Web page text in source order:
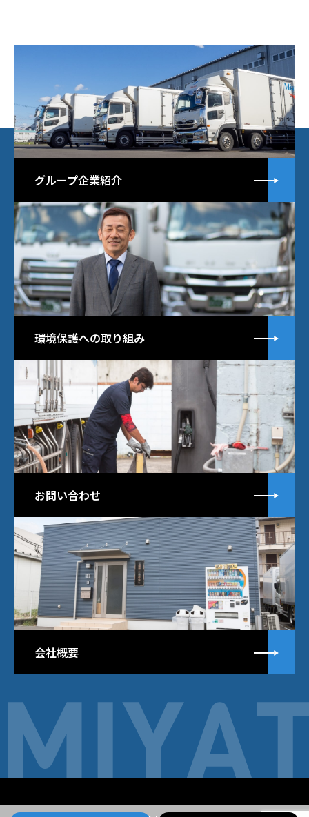
グループ企業紹介
環境保護への取り組み
お問い合わせ
会社概要